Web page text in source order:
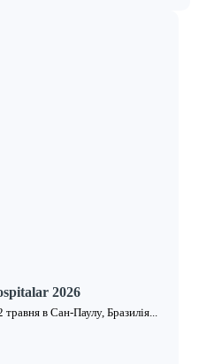
2026
травня в Сан-Паулу, Бразилія...